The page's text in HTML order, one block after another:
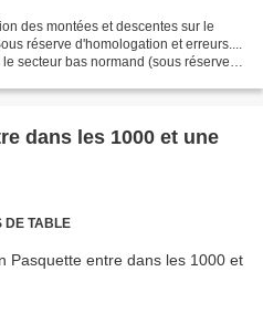
des montées et descentes sur le
réserve d'homologation et erreurs....
secteur bas normand (sous réserve
dans les 1000 et une
DE TABLE